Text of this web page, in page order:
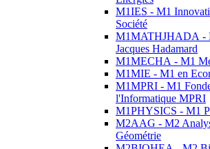
M1IES - M1
Société
M1MATHJHADA -
Jacques Hadamard
M1MECHA - M1
M1MIE - M1 en
M1MPRI - M1
l'Informatique MPRI
M1PHYSICS - M1
M2AAG - M2
Géométrie